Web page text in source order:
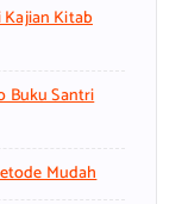
Kajian Kitab
Buku Santri
Mudah